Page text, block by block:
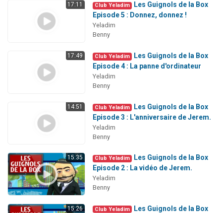
17:11 Club Yeladim
Les Guignols de la Box
Episode 5 : Donnez, donnez !
Yeladim
Benny
17:49 Club Yeladim
Les Guignols de la Box
Episode 4 : La panne d'ordinateur
Yeladim
Benny
14:51 Club Yeladim
Les Guignols de la Box
Episode 3 : L'anniversaire de Jerem.
Yeladim
Benny
15:35 Club Yeladim
Les Guignols de la Box
Episode 2 : La vidéo de Jerem.
Yeladim
Benny
15:26 Club Yeladim
Les Guignols de la Box